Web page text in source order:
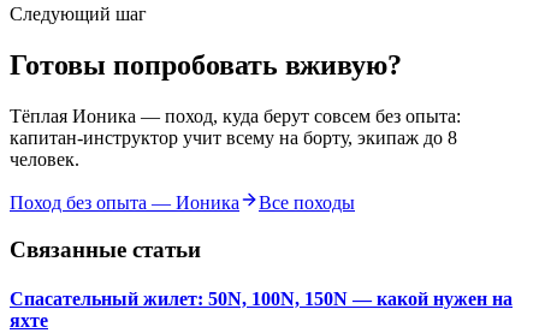
Следующий шаг
Готовы попробовать вживую?
Тёплая Ионика — поход, куда берут совсем без опыта:
капитан-инструктор учит всему на борту, экипаж до 8
человек.
Поход без опыта — Ионика Все походы
Связанные статьи
Спасательный жилет: 50N, 100N, 150N — какой нужен на
яхте